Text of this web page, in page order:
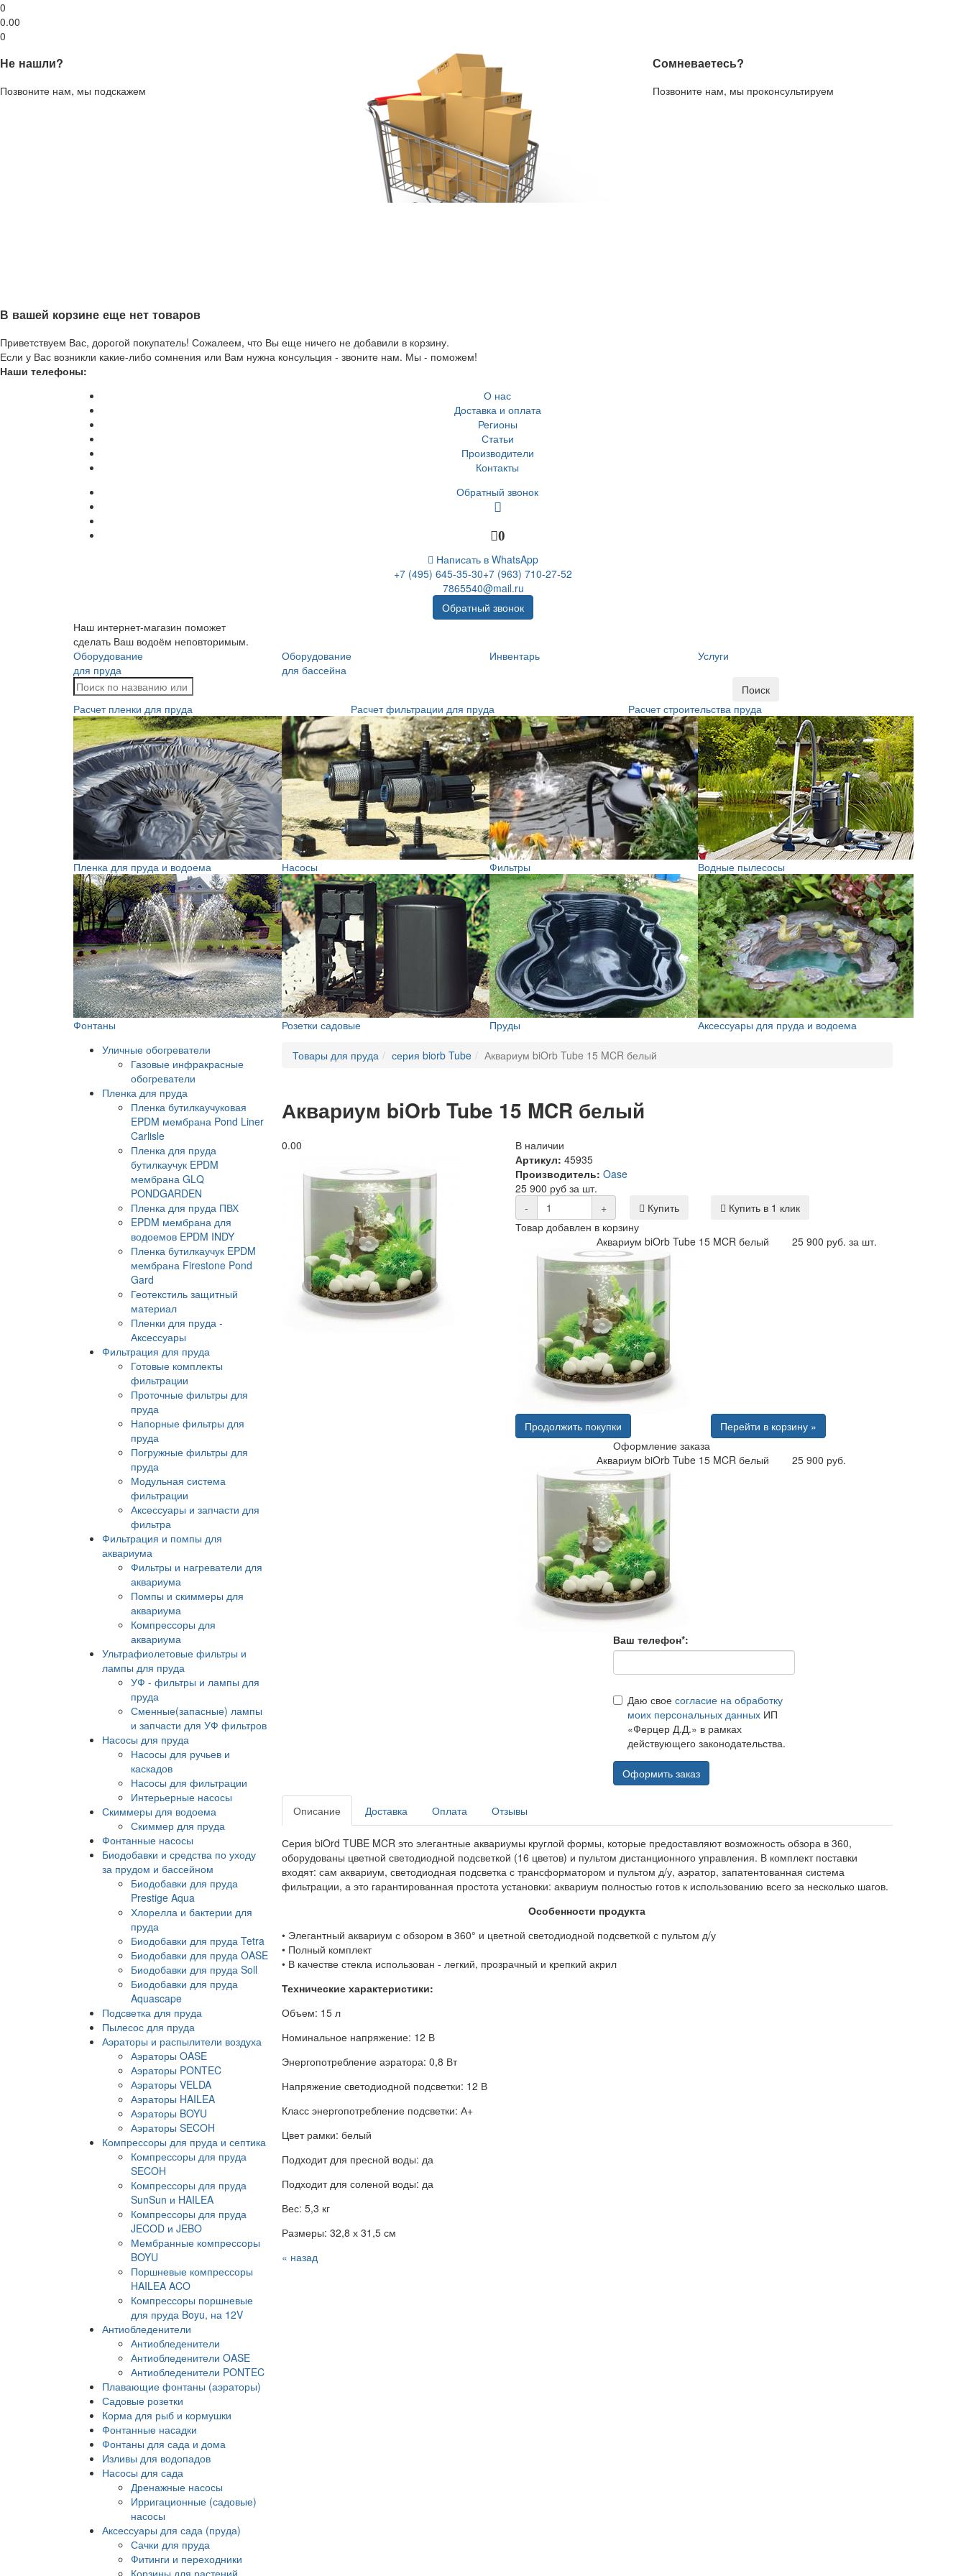
0
0.00
0
Не нашли?
Позвоните нам, мы подскажем
Сомневаетесь?
Позвоните нам, мы проконсультируем
В вашей корзине еще нет товаров
Приветствуем Вас, дорогой покупатель! Сожалеем, что Вы еще ничего не добавили в корзину.
Если у Вас возникли какие-либо сомнения или Вам нужна консульция - звоните нам. Мы - поможем!
Наши телефоны:
О нас
Доставка и оплата
Регионы
Статьи
Производители
Контакты
Обратный звонок
0
Написать в WhatsApp
+7 (495) 645-35-30+7 (963) 710-27-52
7865540@mail.ru
Обратный звонок
Наш интернет-магазин поможет
сделать Ваш водоём неповторимым.
Оборудование
для пруда
Оборудование
для бассейна
Инвентарь Услуги
Поиск
Расчет пленки для пруда
Расчет фильтрации для пруда Расчет строительства пруда
Пленка для пруда и водоема Насосы Фильтры Водные пылесосы
Фонтаны Розетки садовые Пруды
Аксессуары для пруда и водоема
Уличные обогреватели
Газовые инфракрасные
обогреватели
Пленка для пруда
Пленка бутилкаучуковая
EPDM мембрана Pond Liner
Carlisle
Пленка для пруда
бутилкаучук EPDM
мембрана GLQ
PONDGARDEN
Пленка для пруда ПВХ
EPDM мембрана для
водоемов EPDM INDY
Пленка бутилкаучук EPDM
мембрана Firestone Pond
Gard
Геотекстиль защитный
материал
Пленки для пруда -
Аксессуары
Фильтрация для пруда
Готовые комплекты
фильтрации
Проточные фильтры для
пруда
Напорные фильтры для
пруда
Погружные фильтры для
пруда
Модульная система
фильтрации
Аксессуары и запчасти для
фильтра
Фильтрация и помпы для
аквариума
Фильтры и нагреватели для
аквариума
Помпы и скиммеры для
аквариума
Компрессоры для
аквариума
Ультрафиолетовые фильтры и
лампы для пруда
УФ - фильтры и лампы для
пруда
Сменные(запасные) лампы
и запчасти для УФ фильтров
Насосы для пруда
Насосы для ручьев и
каскадов
Насосы для фильтрации
Интерьерные насосы
Скиммеры для водоема
Скиммер для пруда
Фонтанные насосы
Биодобавки и средства по уходу
за прудом и бассейном
Биодобавки для пруда
Prestige Aqua
Хлорелла и бактерии для
пруда
Биодобавки для пруда Tetra
Биодобавки для пруда OASE
Биодобавки для пруда Soll
Биодобавки для пруда
Aquascape
Подсветка для пруда
Пылесос для пруда
Аэраторы и распылители воздуха
Аэраторы OASE
Аэраторы PONTEC
Аэраторы VELDA
Аэраторы HAILEA
Аэраторы BOYU
Аэраторы SECOH
Компрессоры для пруда и септика
Компрессоры для пруда
SECOH
Компрессоры для пруда
SunSun и HAILEA
Компрессоры для пруда
JECOD и JEBO
Мембранные компрессоры
BOYU
Поршневые компрессоры
HAILEA ACO
Компрессоры поршневые
для пруда Boyu, на 12V
Антиобледенители
Антиобледенители
Антиобледенители OASE
Антиобледенители PONTEC
Плавающие фонтаны (аэраторы)
Садовые розетки
Корма для рыб и кормушки
Фонтанные насадки
Фонтаны для сада и дома
Изливы для водопадов
Насосы для сада
Дренажные насосы
Ирригационные (садовые)
насосы
Аксессуары для сада (пруда)
Сачки для пруда
Фитинги и переходники
Корзины для растений
Товары для пруда серия biorb Tube Аквариум biOrb Tube 15 MCR белый
Аквариум biOrb Tube 15 MCR белый
0.00
В наличии
Артикул: 45935
Производитель: Oase
25 900 руб за шт.
-
+ Купить
Купить в 1 клик
Товар добавлен в корзину
Аквариум biOrb Tube 15 MCR белый
25 900 руб. за шт.
Продолжить покупки
Перейти в корзину »
Оформление заказа
Аквариум biOrb Tube 15 MCR белый
25 900 руб.
Ваш телефон*:
Даю свое согласие на обработку
моих персональных данныхИП
«Ферцер Д.Д.» в рамках
действующего законодательства.
Оформить заказ
Описание Доставка Оплата Отзывы
Серия biOrd TUBE MCR это элегантные аквариумы круглой формы, которые предоставляют возможность обзора в 360,
оборудованы цветной светодиодной подсветкой (16 цветов) и пультом дистанционного управления. В комплект поставки
входят: сам аквариум, светодиодная подсветка с трансформатором и пультом д/у, аэратор, запатентованная система
фильтрации, а это гарантированная простота установки: аквариум полностью готов к использованию всего за несколько шагов.
Особенности продукта
• Элегантный аквариум с обзором в 360° и цветной светодиодной подсветкой с пультом д/у
• Полный комплект
• В качестве стекла использован - легкий, прозрачный и крепкий акрил
Технические характеристики:
Объем: 15 л
Номинальное напряжение: 12 В
Энергопотребление аэратора: 0,8 Вт
Напряжение светодиодной подсветки: 12 В
Класс энергопотребление подсветки: А+
Цвет рамки: белый
Подходит для пресной воды: да
Подходит для соленой воды: да
Вес: 5,3 кг
Размеры: 32,8 х 31,5 см
« назад